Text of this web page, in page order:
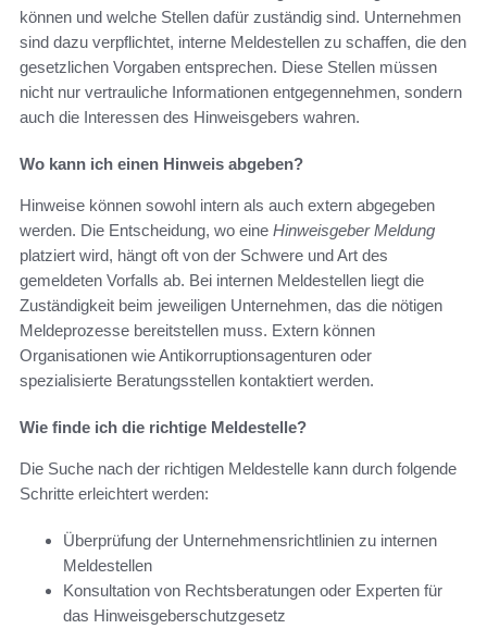
können und welche Stellen dafür zuständig sind. Unternehmen
sind dazu verpflichtet, interne Meldestellen zu schaffen, die den
gesetzlichen Vorgaben entsprechen. Diese Stellen müssen
nicht nur vertrauliche Informationen entgegennehmen, sondern
auch die Interessen des Hinweisgebers wahren.
Wo kann ich einen Hinweis abgeben?
Hinweise können sowohl intern als auch extern abgegeben
werden. Die Entscheidung, wo eine Hinweisgeber Meldung
platziert wird, hängt oft von der Schwere und Art des
gemeldeten Vorfalls ab. Bei internen Meldestellen liegt die
Zuständigkeit beim jeweiligen Unternehmen, das die nötigen
Meldeprozesse bereitstellen muss. Extern können
Organisationen wie Antikorruptionsagenturen oder
spezialisierte Beratungsstellen kontaktiert werden.
Wie finde ich die richtige Meldestelle?
Die Suche nach der richtigen Meldestelle kann durch folgende
Schritte erleichtert werden:
Überprüfung der Unternehmensrichtlinien zu internen
Meldestellen
Konsultation von Rechtsberatungen oder Experten für
das Hinweisgeberschutzgesetz